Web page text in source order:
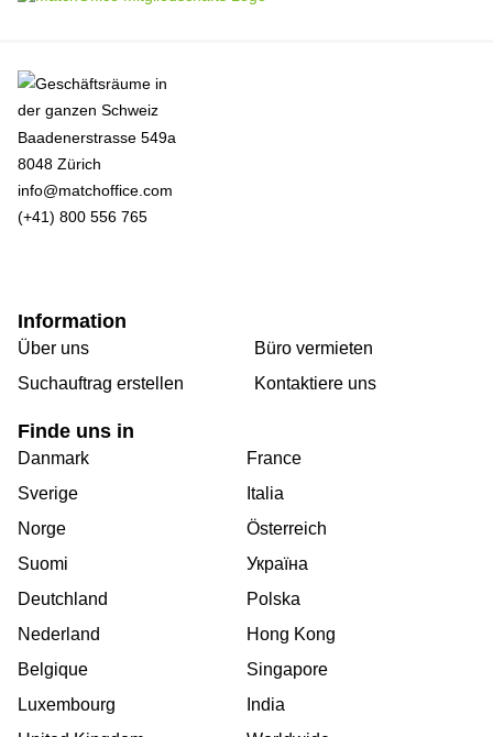
Baadenerstrasse 549a
8048 Zürich
info@matchoffice.com
(+41) 800 556 765
Information
Über uns
Suchauftrag erstellen
Büro vermieten
Kontaktiere uns
Finde uns in
Danmark
Sverige
Norge
Suomi
Deutchland
Nederland
Belgique
Luxembourg
France
Italia
Österreich
Україна
Polska
Hong Kong
Singapore
India